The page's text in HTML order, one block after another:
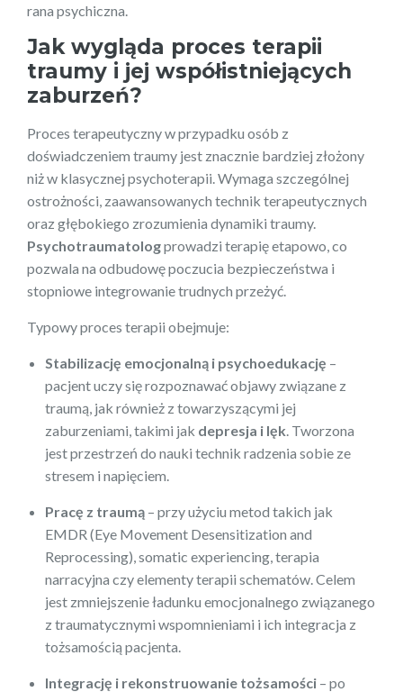
rana psychiczna.
Jak wygląda proces terapii
traumy i jej współistniejących
zaburzeń?
Proces terapeutyczny w przypadku osób z
doświadczeniem traumy jest znacznie bardziej złożony
niż w klasycznej psychoterapii. Wymaga szczególnej
ostrożności, zaawansowanych technik terapeutycznych
oraz głębokiego zrozumienia dynamiki traumy.
Psychotraumatologprowadzi terapię etapowo, co
pozwala na odbudowę poczucia bezpieczeństwa i
stopniowe integrowanie trudnych przeżyć.
Typowy proces terapii obejmuje:
Stabilizację emocjonalną i psychoedukację –
pacjent uczy się rozpoznawać objawy związane z
traumą, jak również z towarzyszącymi jej
zaburzeniami, takimi jak depresja i lęk . Tworzona
jest przestrzeń do nauki technik radzenia sobie ze
stresem i napięciem.
Pracę z traumą – przy użyciu metod takich jak
EMDR (Eye Movement Desensitization and
Reprocessing), somatic experiencing, terapia
narracyjna czy elementy terapii schematów. Celem
jest zmniejszenie ładunku emocjonalnego związanego
z traumatycznymi wspomnieniami i ich integracja z
tożsamością pacjenta.
Integrację i rekonstruowanie tożsamości – po